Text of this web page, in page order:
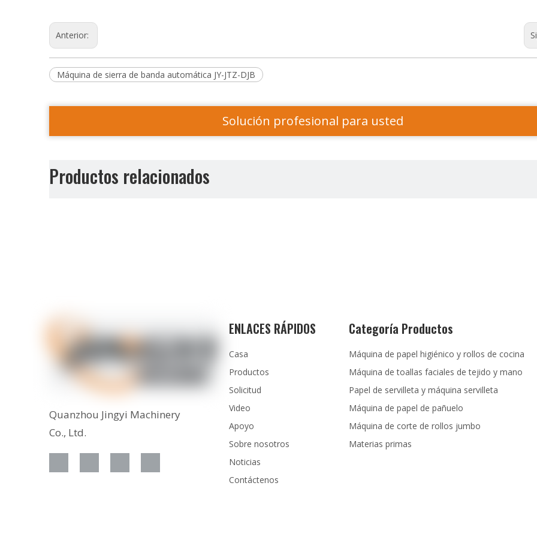
Anterior:
Máquina de sierra de banda automática JY-JTZ-DJB
Solución profesional para usted
Productos relacionados
Quanzhou Jingyi Machinery
Co., Ltd.
ENLACES RÁPIDOS
Casa
Productos
Solicitud
Video
Apoyo
Sobre nosotros
Noticias
Contáctenos
Categoría Productos
Máquina de papel higiénico y rollos de cocina
Máquina de toallas faciales de tejido y mano
Papel de servilleta y máquina servilleta
Máquina de papel de pañuelo
Máquina de corte de rollos jumbo
Materias primas